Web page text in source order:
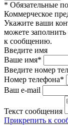
* Обязательные
Коммерческое
Укажите ваши
можете
к сообщению.
Введите имя
Ваше имя*
Введите номер
Номер телефона*
Ваш e-mail
Текст сообщения
Прикрепить к